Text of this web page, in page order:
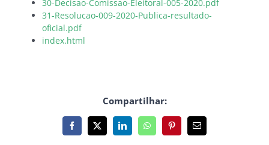
30-Decisao-Comissao-Eleitoral-005-2020.pdf
31-Resolucao-009-2020-Publica-resultado-
oficial.pdf
index.html
Compartilhar:
Facebook
X LinkedInWhatsAppPinterest
E-
mail